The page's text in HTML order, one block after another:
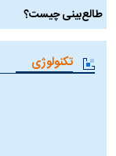
طالع‌بینی چیست؟
تکنولوژی